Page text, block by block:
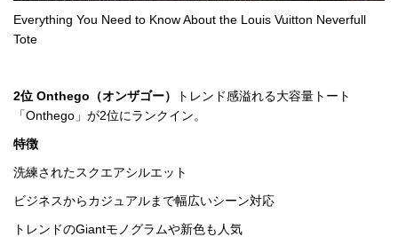
ー
品
Everything You Need to Know About the Louis Vuitton Neverfull
Tote
2位 Onthego（オンザゴー）
トレンド感溢れる大容量トート
「Onthego」が2位にランクイン。
特徴
洗練されたスクエアシルエット
ビジネスからカジュアルまで幅広いシーン対応
トレンドのGiantモノグラムや新色も人気